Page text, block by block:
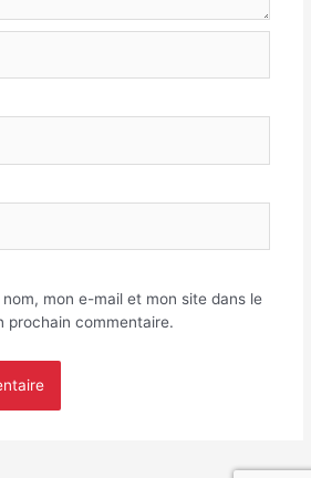
mon e-mail et mon site dans le
prochain commentaire.